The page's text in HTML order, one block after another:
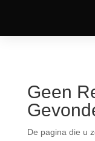
Geen
De pagina die u